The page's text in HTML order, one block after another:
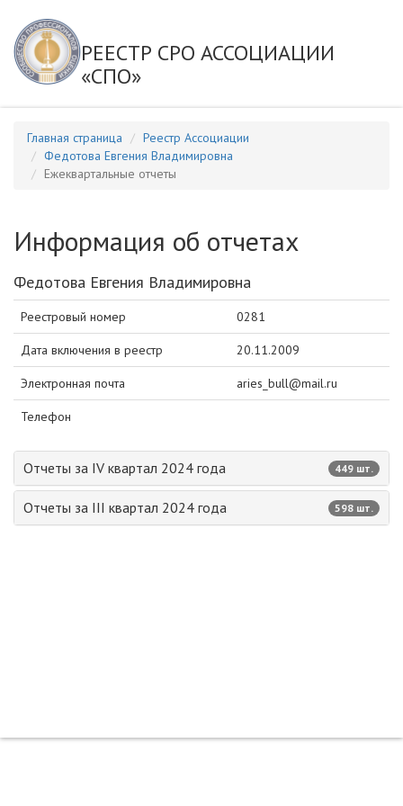
РЕЕСТР СРО АССОЦИАЦИИ
«СПО»
Главная страница
Реестр Ассоциации
Федотова Евгения Владимировна
Ежеквартальные отчеты
Информация об отчетах
Федотова Евгения Владимировна
Реестровый номер 0281
Дата включения в реестр 20.11.2009
Электронная почта aries_bull@mail.ru
Телефон
Отчеты за IV квартал 2024 года 449 шт.
Отчеты за III квартал 2024 года 598 шт.